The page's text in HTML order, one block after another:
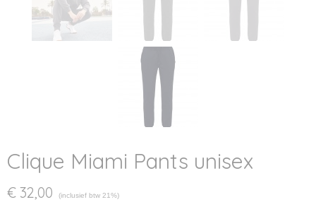
Clique Miami Pants unisex
€ 32,00 (inclusief btw 21%)